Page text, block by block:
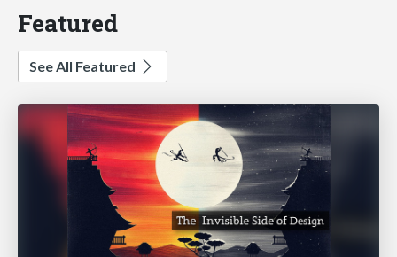
Featured
See All Featured